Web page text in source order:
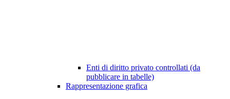
Enti di diritto privato controllati (da
pubblicare in tabelle)
Rappresentazione grafica